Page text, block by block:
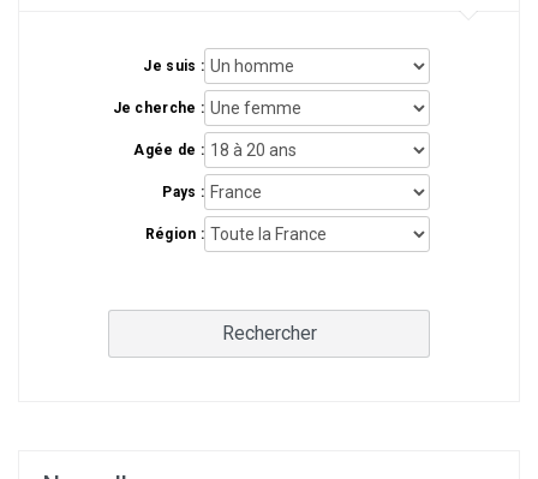
Je suis :
Je cherche :
Agée de :
Pays :
Région :
Rechercher